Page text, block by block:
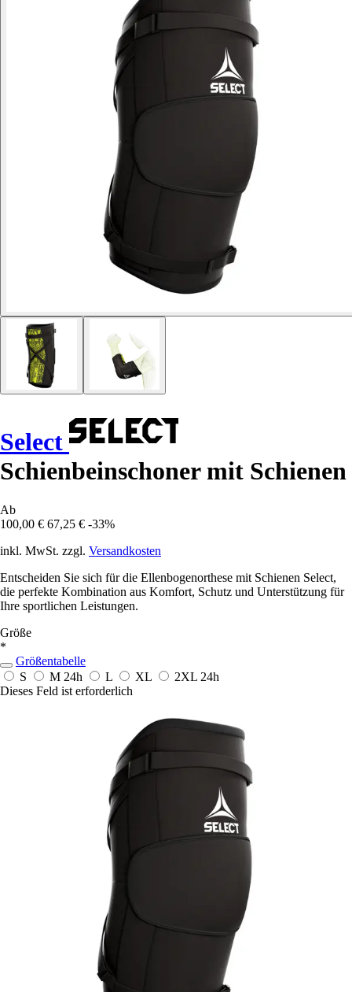
Select
Schienbeinschoner mit Schienen
Ab
100,00 € 67,25 € -33%
inkl. MwSt. zzgl. Versandkosten
Entscheiden Sie sich für die Ellenbogenorthese mit Schienen Select,
die perfekte Kombination aus Komfort, Schutz und Unterstützung für
Ihre sportlichen Leistungen.
Größe
*
Größentabelle
S
M 24h L XL 2XL 24h
Dieses Feld ist erforderlich